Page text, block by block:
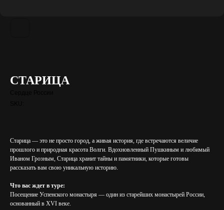
СТАРИЦА
Старица — это не просто город, а живая история, где встречаются величие
прошлого и природная красота Волги. Вдохновленный Пушкиным и любимый
Иваном Грозным, Старица хранит тайны и памятники, которые готовы
рассказать вам свою уникальную историю.
Что вас ждет в туре:
Посещение Успенского монастыря — один из старейших монастырей России,
основанный в XVI веке.